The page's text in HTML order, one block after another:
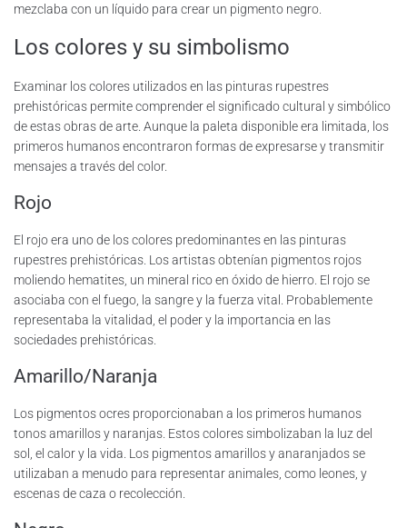
mezclaba con un líquido para crear un pigmento negro.
Los colores y su simbolismo
Examinar los colores utilizados en las pinturas rupestres
prehistóricas permite comprender el significado cultural y simbólico
de estas obras de arte. Aunque la paleta disponible era limitada, los
primeros humanos encontraron formas de expresarse y transmitir
mensajes a través del color.
Rojo
El rojo era uno de los colores predominantes en las pinturas
rupestres prehistóricas. Los artistas obtenían pigmentos rojos
moliendo hematites, un mineral rico en óxido de hierro. El rojo se
asociaba con el fuego, la sangre y la fuerza vital. Probablemente
representaba la vitalidad, el poder y la importancia en las
sociedades prehistóricas.
Amarillo/Naranja
Los pigmentos ocres proporcionaban a los primeros humanos
tonos amarillos y naranjas. Estos colores simbolizaban la luz del
sol, el calor y la vida. Los pigmentos amarillos y anaranjados se
utilizaban a menudo para representar animales, como leones, y
escenas de caza o recolección.